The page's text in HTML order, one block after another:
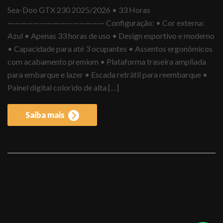
Sea-Doo GTX 230 2025/2026 • 33 Horas
——————————————— Configuração: • Cor externa:
Azul • Apenas 33 horas de uso • Design esportivo e moderno
• Capacidade para até 3 ocupantes • Assentos ergonômicos
com acabamento premium • Plataforma traseira ampliada
para embarque e lazer • Escada retrátil para reembarque •
Painel digital colorido de alta […]
Saiba mais